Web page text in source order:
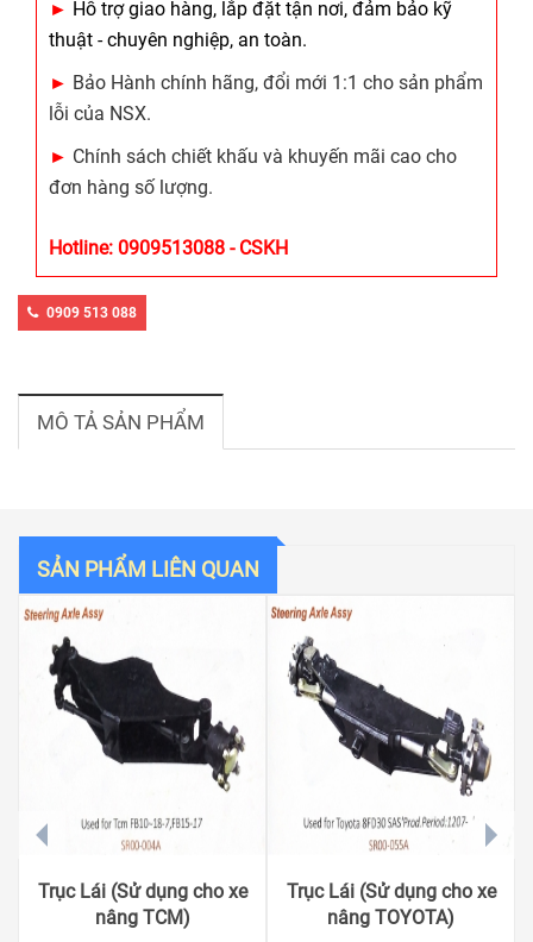
► Hỗ trợ giao hàng, lắp đặt tận nơi, đảm bảo kỹ
thuật - chuyên nghiệp, an toàn.
► Bảo Hành chính hãng, đổi mới 1:1 cho sản phẩm
lỗi của NSX.
► Chính sách chiết khấu và khuyến mãi cao cho
đơn hàng số lượng.
Hotline: 0909513088 - CSKH
0909 513 088
MÔ TẢ SẢN PHẨM
SẢN PHẨM LIÊN QUAN
Trục Lái (Sử dụng cho xe
nâng TCM)
Trục Lái (Sử dụng cho xe
nâng TOYOTA)
prev next